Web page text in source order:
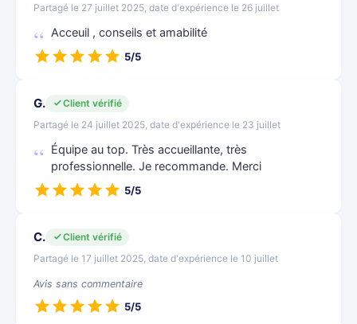
Partagé le 27 juillet 2025, date d'expérience le 26 juillet
Acceuil , conseils et amabilité
5/5
G.
Client vérifié
Partagé le 24 juillet 2025, date d'expérience le 23 juillet
Équipe au top. Très accueillante, très
professionnelle. Je recommande. Merci
5/5
C.
Client vérifié
Partagé le 17 juillet 2025, date d'expérience le 10 juillet
Avis sans commentaire
5/5